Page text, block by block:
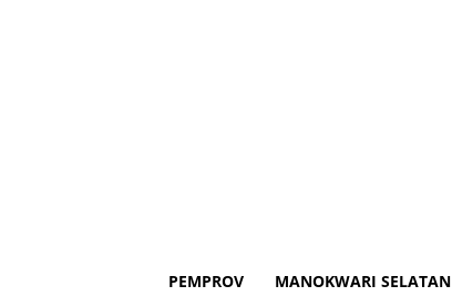
PEMPROV MANOKWARI SELATAN